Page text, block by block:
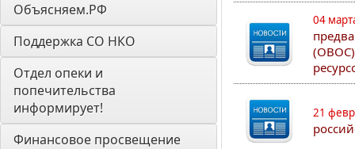
Объясняем.РФ
Поддержка СО НКО
Отдел опеки и
попечительства
информирует!
Финансовое просвещение
04
21